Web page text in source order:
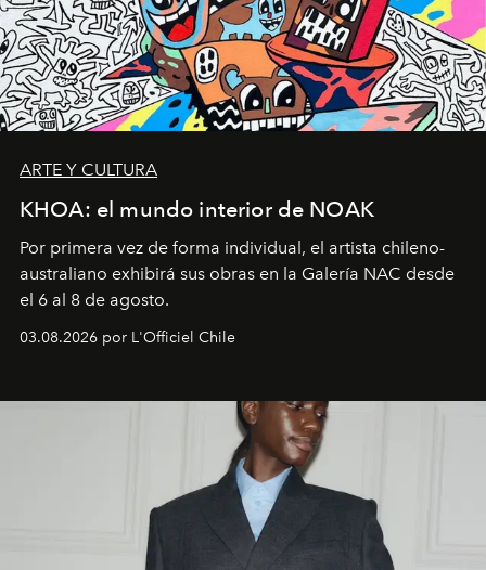
ARTE Y CULTURA
KHOA: el mundo interior de NOAK
Por primera vez de forma individual, el artista chileno-
australiano exhibirá sus obras en la Galería NAC desde
el 6 al 8 de agosto.
03.08.2026 por L'Officiel Chile